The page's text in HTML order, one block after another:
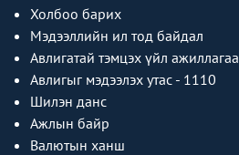
Холбоо барих
Мэдээллийн ил тод байдал
Авлигатай тэмцэх үйл ажиллагаа
Авлигыг мэдээлэх утас - 1110
Шилэн данс
Ажлын байр
Валютын ханш